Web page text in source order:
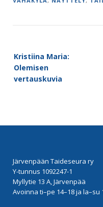
navigation
Kristiina Maria:
Olemisen
vertauskuvia
Järvenpään Taideseura ry
Y-tunnus 1092247-1
Myllytie 13 A, Järvenpää
Avoinna ti–pe 14–18 ja la–su